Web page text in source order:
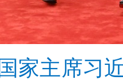
家主席习